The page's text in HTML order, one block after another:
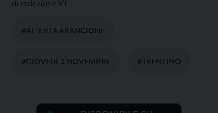
di redazione VT
#ALLERTA ARANCIONE
#GIOVEDÌ 2 NOVEMBRE #TRENTINO